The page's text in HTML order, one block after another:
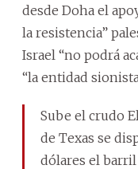
desde Doha el
la resistencia”
Israel “no podrá
“la entidad
Sube el crudo
de Texas se
dólares el barril